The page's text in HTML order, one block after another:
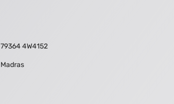
79364 4W4152
Madras